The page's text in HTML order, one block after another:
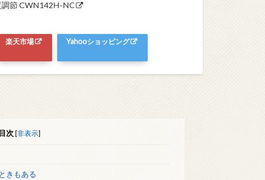
節 CWN142H-NC
楽天市場 Yahooショッピング
目次 [非表示]
きもある